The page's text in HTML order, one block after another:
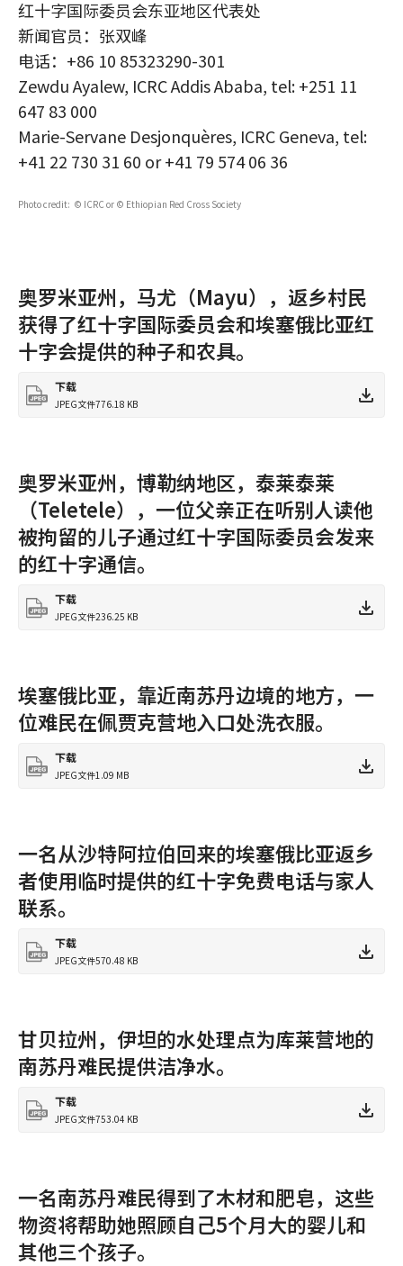
红十字国际委员会东亚地区代表处
新闻官员：张双峰
电话：+86 10 85323290-301
Zewdu Ayalew, ICRC Addis Ababa, tel: +251 11
647 83 000
Marie-Servane Desjonquères, ICRC Geneva, tel:
+41 22 730 31 60 or +41 79 574 06 36
Photo credit: © ICRC or © Ethiopian Red Cross Society
奥罗米亚州，马尤（Mayu），返乡村民
获得了红十字国际委员会和埃塞俄比亚红
十字会提供的种子和农具。
下载
JPEG文件776.18 KB
奥罗米亚州，博勒纳地区，泰莱泰莱
（Teletele），一位父亲正在听别人读他
被拘留的儿子通过红十字国际委员会发来
的红十字通信。
下载
JPEG文件236.25 KB
埃塞俄比亚，靠近南苏丹边境的地方，一
位难民在佩贾克营地入口处洗衣服。
下载
JPEG文件1.09 MB
一名从沙特阿拉伯回来的埃塞俄比亚返乡
者使用临时提供的红十字免费电话与家人
联系。
下载
JPEG文件570.48 KB
甘贝拉州，伊坦的水处理点为库莱营地的
南苏丹难民提供洁净水。
下载
JPEG文件753.04 KB
一名南苏丹难民得到了木材和肥皂，这些
物资将帮助她照顾自己5个月大的婴儿和
其他三个孩子。